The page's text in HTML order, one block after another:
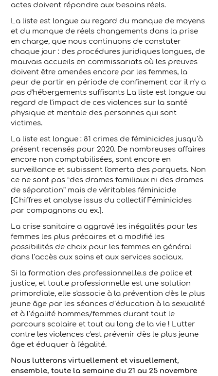
actes doivent répondre aux besoins réels.
La liste est longue au regard du manque de moyens
et du manque de réels changements dans la prise
en charge, que nous continuons de constater
chaque jour : des procédures juridiques longues, de
mauvais accueils en commissariats où les preuves
doivent être amenées encore par les femmes, la
peur de partir en période de confinement car il n'y a
pas d'hébergements suffisants La liste est longue au
regard de l'impact de ces violences sur la santé
physique et mentale des personnes qui sont
victimes.
La liste est longue : 81 crimes de féminicides jusqu’à
présent recensés pour 2020. De nombreuses affaires
encore non comptabilisées, sont encore en
surveillance et subissent l'omerta des parquets. Non
ce ne sont pas “des drames familiaux ni des drames
de séparation” mais de véritables féminicide
[Chiffres et analyse issus du collectif Féminicides
par compagnons ou ex.].
La crise sanitaire a aggravé les inégalités pour les
femmes les plus précaires et a modifié les
possibilités de choix pour les femmes en général
dans l’accès aux soins et aux services sociaux.
Si la formation des professionnel.le.s de police et
justice, et tout.e professionnel.le est une solution
primordiale, elle s'associe à la prévention dès le plus
jeune âge par les séances d’éducation à la sexualité
et à l’égalité hommes/femmes durant tout le
parcours scolaire et tout au long de la vie ! Lutter
contre les violences c'est prévenir dès le plus jeune
âge et éduquer à l'égalité.
Nous lutterons virtuellement et visuellement,
ensemble, toute la semaine du 21 au 25 novembre